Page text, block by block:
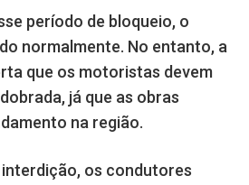
período de bloqueio, o
normalmente. No entanto, a
que os motoristas devem
já que as obras
na região.
interdição, os condutores